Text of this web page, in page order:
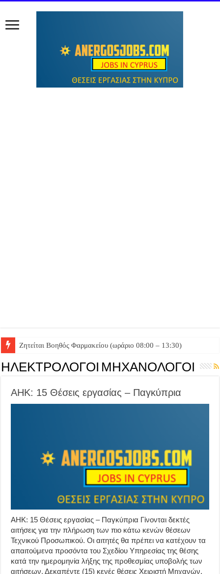
Ζητείται Βοηθός Θαλάμου
ΗΛΕΚΤΡΟΛΟΓΟΙ ΜΗΧΑΝΟΛΟΓΟΙ
ΑΗΚ: 15 Θέσεις εργασίας – Παγκύπρια
ΑΗΚ: 15 Θέσεις εργασίας – Παγκύπρια Γίνονται δεκτές
αιτήσεις για την πλήρωση των πιο κάτω κενών θέσεων
Τεχνικού Προσωπικού. Οι αιτητές θα πρέπει να κατέχουν τα
απαιτούμενα προσόντα του Σχεδίου Υπηρεσίας της θέσης
κατά την ημερομηνία λήξης της προθεσμίας υποβολής των
αιτήσεων. Δεκαπέντε (15) κενές θέσεις Χειριστή Μηχανών,